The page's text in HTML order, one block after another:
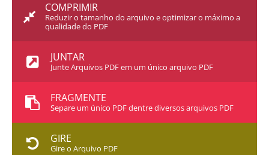
COMPRIMIR
Reduzir o tamanho do arquivo e optimizar o máximo a
qualidade do PDF
JUNTAR
Junte Arquivos PDF em um único arquivo PDF
FRAGMENTE
Separe um único PDF dentre diversos arquivos PDF
GIRE
Gire o Arquivo PDF